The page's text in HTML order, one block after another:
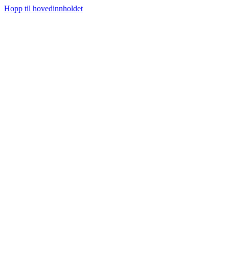
Hopp til hovedinnholdet